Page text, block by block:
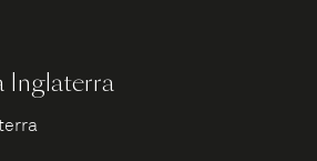
Inglaterra